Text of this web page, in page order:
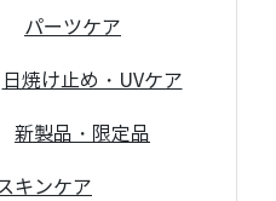
パーツケア
日焼け止め・UVケア
新製品・限定品
キンケア